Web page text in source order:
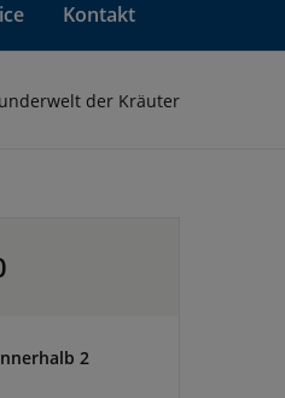
Kontakt
der Kräuter
2